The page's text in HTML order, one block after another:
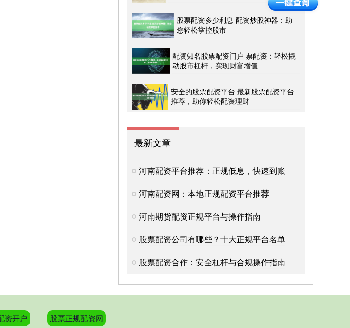
股票配资多少利息 配资炒股神器：助
您轻松掌控股市
配资知名股票配资门户 票配资：轻松撬
动股市杠杆，实现财富增值
安全的股票配资平台 最新股票配资平台
推荐，助你轻松配资理财
最新文章
河南配资平台推荐：正规低息，快速到账
河南配资网：本地正规配资平台推荐
河南期货配资正规平台与操作指南
股票配资公司有哪些？十大正规平台名单
股票配资合作：安全杠杆与合规操作指南
资开户 股票正规配资网